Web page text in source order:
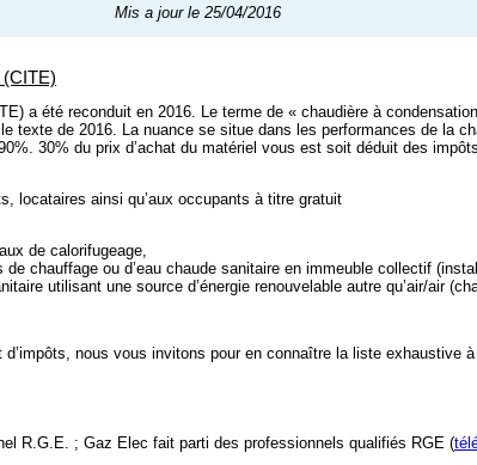
Mis a jour le 25/04/2016
a été reconduit en 2016. Le terme de « chaudière à
texte de 2016. La nuance se situe dans les performances de la
30% du prix d’achat du matériel vous est soit déduit des
locataires ainsi qu’aux occupants à titre gratuit
de calorifugeage,
chauffage ou d’eau chaude sanitaire en immeuble collectif
utilisant une source d’énergie renouvelable autre qu’air/air
nous vous invitons pour en connaître la liste exhaustive
R.G.E. ; Gaz Elec fait parti des professionnels qualifiés RGE (